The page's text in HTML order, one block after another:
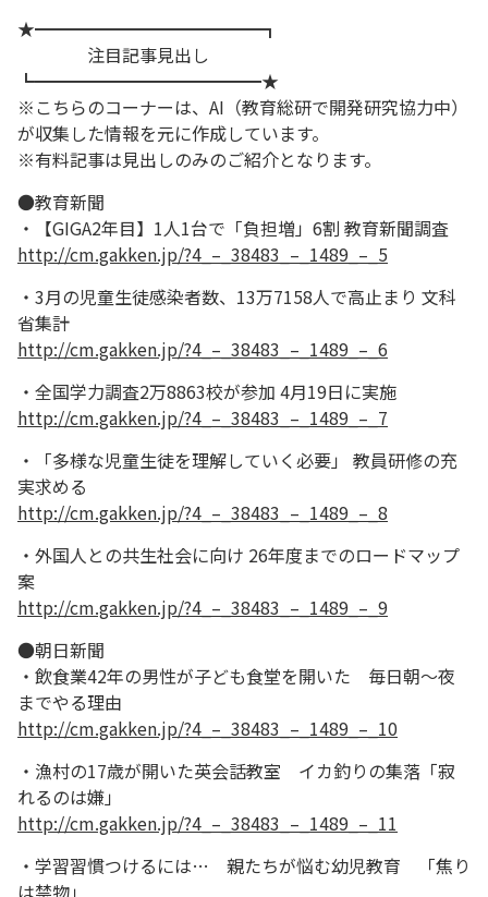
★━━━━━━━━━━━━━┓
注目記事見出し
┗━━━━━━━━━━━━━★
※こちらのコーナーは、AI（教育総研で開発研究協力中）
が収集した情報を元に作成しています。
※有料記事は見出しのみのご紹介となります。
●教育新聞
・【GIGA2年目】1人1台で「負担増」6割 教育新聞調査
http://cm.gakken.jp/?4_–_38483_–_1489_–_5
・3月の児童生徒感染者数、13万7158人で高止まり 文科
省集計
http://cm.gakken.jp/?4_–_38483_–_1489_–_6
・全国学力調査2万8863校が参加 4月19日に実施
http://cm.gakken.jp/?4_–_38483_–_1489_–_7
・「多様な児童生徒を理解していく必要」 教員研修の充
実求める
http://cm.gakken.jp/?4_–_38483_–_1489_–_8
・外国人との共生社会に向け 26年度までのロードマップ
案
http://cm.gakken.jp/?4_–_38483_–_1489_–_9
●朝日新聞
・飲食業42年の男性が子ども食堂を開いた 毎日朝～夜
までやる理由
http://cm.gakken.jp/?4_–_38483_–_1489_–_10
・漁村の17歳が開いた英会話教室 イカ釣りの集落「寂
れるのは嫌」
http://cm.gakken.jp/?4_–_38483_–_1489_–_11
・学習習慣つけるには… 親たちが悩む幼児教育 「焦り
は禁物」